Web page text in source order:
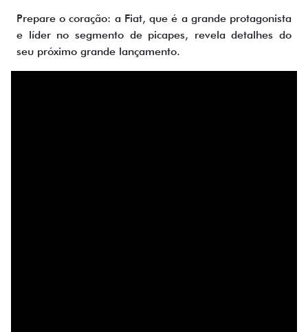
Prepare o coração: a Fiat, que é a grande protagonista
e líder no segmento de picapes, revela detalhes do
seu próximo grande lançamento.